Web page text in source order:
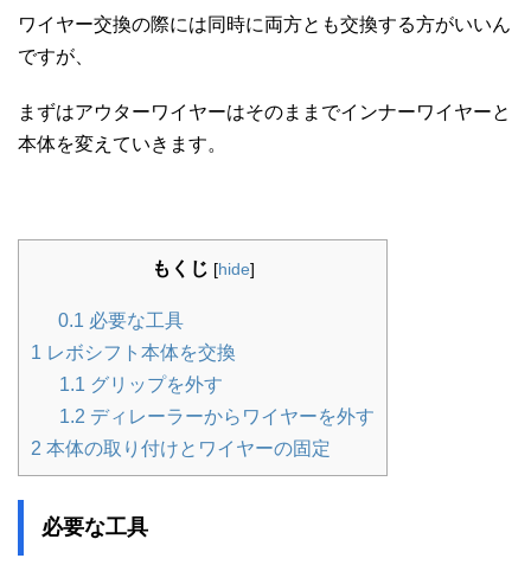
ワイヤー交換の際には同時に両方とも交換する方がいいん
ですが、
まずはアウターワイヤーはそのままでインナーワイヤーと
本体を変えていきます。
もくじ [hide]
0.1 必要な工具
1 レボシフト本体を交換
1.1 グリップを外す
1.2 ディレーラーからワイヤーを外す
2 本体の取り付けとワイヤーの固定
必要な工具